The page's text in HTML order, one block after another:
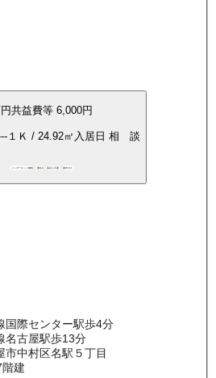
円共益費等 6,000円
１Ｋ / 24.92㎡ 入居日 相 談
インターネット無料 敷礼0 保証人不要 都市ガス
国際センター駅歩4分
名古屋駅歩13分
市中村区名駅５丁目
建